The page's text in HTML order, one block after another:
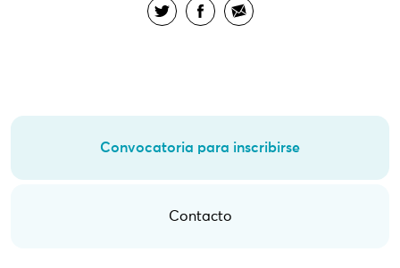
Convocatoria para inscribirse
Contacto